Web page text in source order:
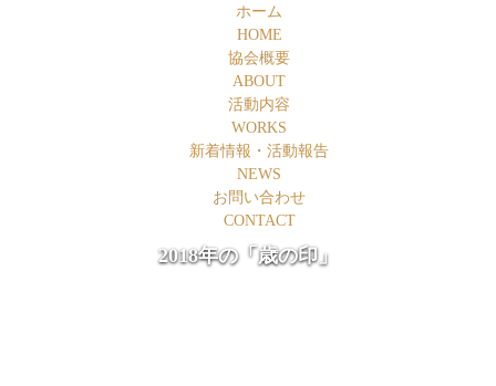
ホーム
HOME
協会概要
ABOUT
活動内容
WORKS
新着情報・活動報告
NEWS
お問い合わせ
CONTACT
2018年の「歳の印」